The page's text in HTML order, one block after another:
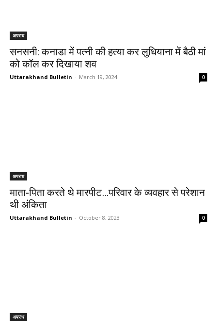
अपराध
सनसनी: कनाडा में पत्नी की हत्या कर लुधियाना में बैठी मां
को कॉल कर दिखाया शव
Uttarakhand Bulletin - March 19, 2024 0
अपराध
माता-पिता करते थे मारपीट…परिवार के व्यवहार से परेशान
थी अंकिता
Uttarakhand Bulletin - October 8, 2023 0
अपराध